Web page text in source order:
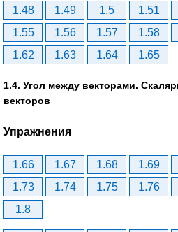
1.48 1.49 1.5 1.51
1.55
1.56 1.57 1.58
1.62
1.63 1.64 1.65
1.4. Угол между векторами.
векторов
Упражнения
1.66 1.67 1.68 1.69
1.73
1.74 1.75 1.76
1.8